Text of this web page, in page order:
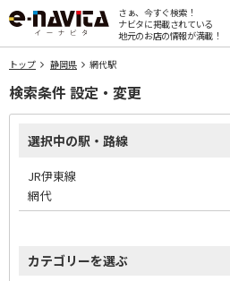
さぁ、今すぐ検索！
ナビタに掲載されている
地元のお店の情報が満載！
トップ 静岡県 網代駅
検索条件 設定・変更
選択中の駅・路線
JR伊東線
網代
カテゴリーを選ぶ